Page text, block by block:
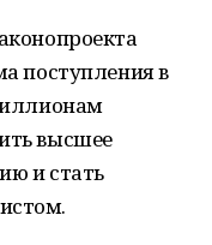
поступления в
высшее
и стать